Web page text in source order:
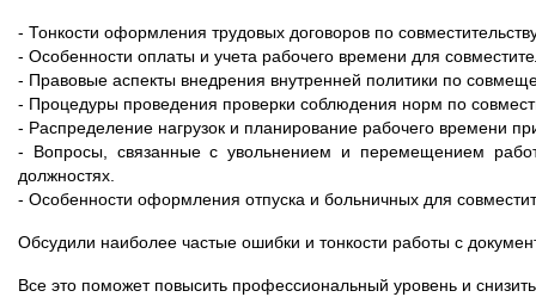
- Тонкости оформления трудовых договоров по
- Особенности оплаты и учета рабочего времени для
- Правовые аспекты внедрения внутренней политики по
- Процедуры проведения проверки соблюдения норм по
- Распределение нагрузок и планирование рабочего времени
- Вопросы, связанные с увольнением и перемещением
должностях.
- Особенности оформления отпуска и больничных для
Обсудили наиболее частые ошибки и тонкости работы с
Все это поможет повысить профессиональный уровень и